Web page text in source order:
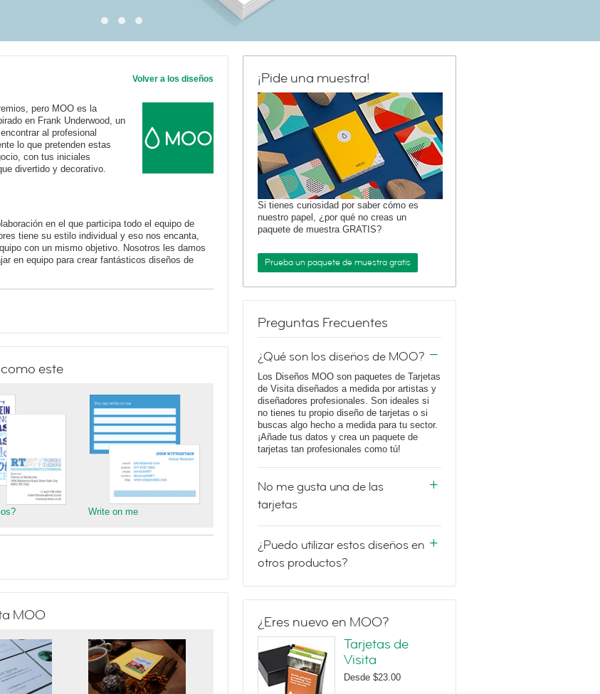
Volver a los diseños
pero MOO es la
en Frank Underwood, un
al profesional
lo que pretenden estas
con tus iniciales
divertido y decorativo.
en el que participa todo el equipo de
tiene su estilo individual y eso nos encanta,
con un mismo objetivo. Nosotros les damos
en equipo para crear fantásticos diseños de
este
Write on me
MOO
¡Pide una muestra!
Si tienes curiosidad por saber cómo es
nuestro papel, ¿por qué no creas un
paquete de muestra GRATIS?
Prueba un paquete de muestra gratis
Preguntas Frecuentes
¿Qué son los diseños de MOO?
Los Diseños MOO son paquetes de Tarjetas
de Visita diseñados a medida por artistas y
diseñadores profesionales. Son ideales si
no tienes tu propio diseño de tarjetas o si
buscas algo hecho a medida para tu sector.
¡Añade tus datos y crea un paquete de
tarjetas tan profesionales como tú!
No me gusta una de las
tarjetas
¿Puedo utilizar estos diseños en
otros productos?
¿Eres nuevo en MOO?
Tarjetas de
Visita
Desde $23.00